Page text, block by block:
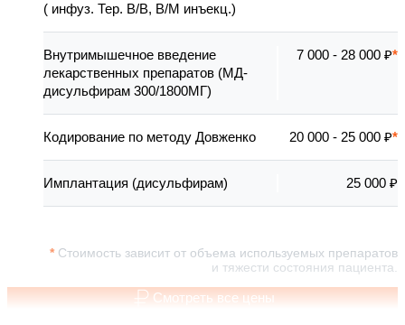
Стоимость зависит от объема используемых препаратов
и тяжести состояния пациента.
( инфуз. Тер. В/В, В/М инъекц.)
Внутримышечное введение
лекарственных препаратов (МД-
дисульфирам 300/1800МГ)
7 000 - 28 000 ₽
Кодирование по методу Довженко 20 000 - 25 000 ₽
Имплантация (дисульфирам) 25 000 ₽
Смотреть все цены